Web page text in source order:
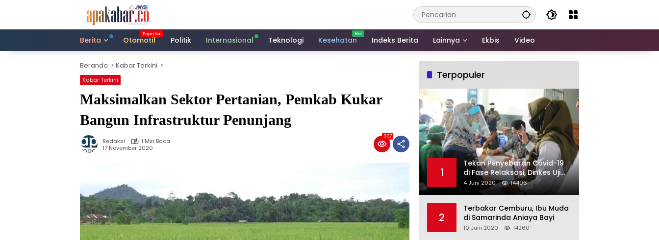
Berita
Otomotif Politik Internasional Teknologi Kesehatan Indeks Berita Lainnya Ekbis Video
Beranda Kabar Terkini
Kabar Terkini
Maksimalkan Sektor Pertanian, Pemkab Kukar
Bangun Infrastruktur Penunjang
Redaksi
1 Min Baca
17 November 2020
367
Terpopuler
1
Tekan Penyebaran Covid-19
di Fase Relaksasi, Dinkes Uji
Swab Massal di Pelabuhan
Samarinda
4 Juni 2020 14406
2
Terbakar Cemburu, Ibu Muda
di Samarinda Aniaya Bayi
10 Juni 2020 14260